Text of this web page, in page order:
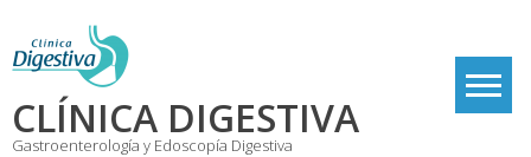
content
CLÍNICA DIGESTIVA
Gastroenterología y Edoscopía Digestiva